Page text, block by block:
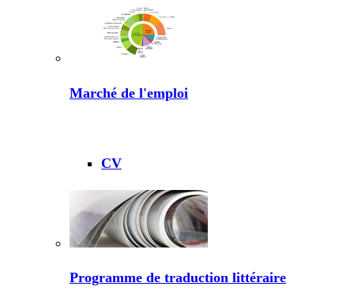
Marché de l'emploi
CV
Programme de traduction littéraire